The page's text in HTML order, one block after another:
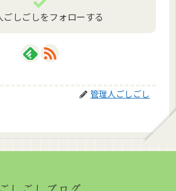
ごしごしをフォローする
管理人ごしごし